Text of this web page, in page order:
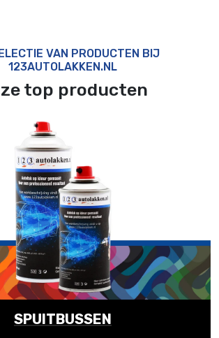
VAN PRODUCTEN BIJ
123AUTOLAKKEN.NL
top producten
SPUITBUSSEN